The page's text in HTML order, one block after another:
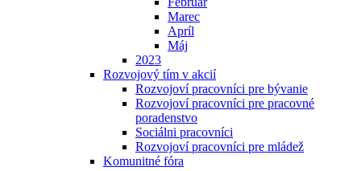
Marec
Apríl
Máj
2023
Rozvojový tím v akcií
Rozvojoví pracovníci pre bývanie
Rozvojoví pracovníci pre pracovné
poradenstvo
Sociálni pracovníci
Rozvojoví pracovníci pre mládež
Komunitné fóra